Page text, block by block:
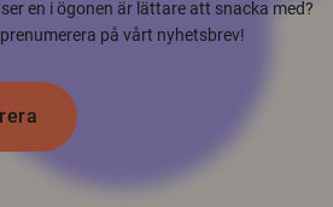
en i ögonen är lättare att snacka med?
på vårt nyhetsbrev!